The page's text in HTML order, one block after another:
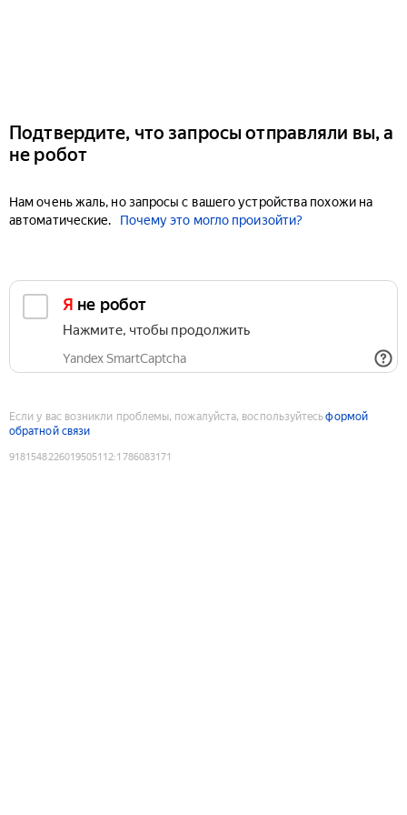
Подтвердите, что запросы отправляли вы, а
не робот
Нам очень жаль, но запросы с вашего устройства похожи на
автоматические.
Почему это могло произойти?
Я не робот
Нажмите, чтобы продолжить
Yandex SmartCaptcha
Если у вас возникли проблемы, пожалуйста, воспользуйтесьформой
обратной связи
9181548226019505112:1786083171